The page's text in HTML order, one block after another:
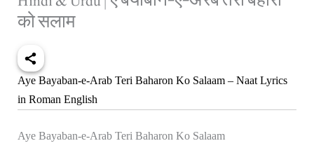
को सलाम
Aye Bayaban-e-Arab Teri Baharon Ko Salaam – Naat Lyrics
in Roman English
Aye Bayaban-e-Arab Teri Baharon Ko Salaam